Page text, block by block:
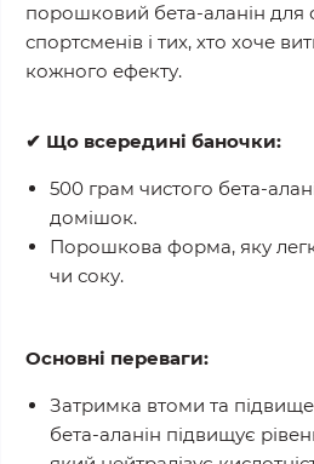
порошковий бета-аланін для
спортсменів і тих, хто хоче
кожного ефекту.
✔ Що всередині баночки:
500 грам чистого бета-
домішок.
Порошкова форма, яку
чи соку.
Основні переваги:
Затримка втоми та
бета-аланін підвищує